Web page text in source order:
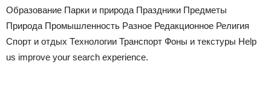
Образование Парки и природа Праздники Предметы
Природа Промышленность Разное Редакционное Религия
Спорт и отдых Технологии Транспорт Фоны и текстуры Help
us improve your search experience.